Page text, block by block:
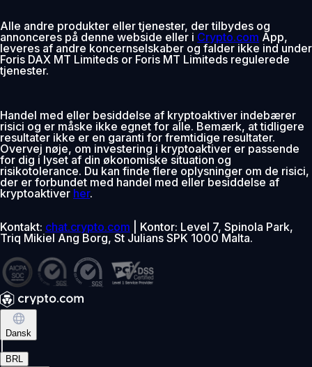
Alle andre produkter eller tjenester, der tilbydes og
annonceres på denne webside eller i Crypto.com App,
leveres af andre koncernselskaber og falder ikke ind under
Foris DAX MT Limiteds or Foris MT Limiteds regulerede
tjenester.
Handel med eller besiddelse af kryptoaktiver indebærer
risici og er måske ikke egnet for alle. Bemærk, at tidligere
resultater ikke er en garanti for fremtidige resultater.
Overvej nøje, om investering i kryptoaktiver er passende
for dig i lyset af din økonomiske situation og
risikotolerance. Du kan finde flere oplysninger om de risici,
der er forbundet med handel med eller besiddelse af
kryptoaktiver her.
Kontakt: chat.crypto.com | Kontor: Level 7, Spinola Park,
Triq Mikiel Ang Borg, St Julians SPK 1000 Malta.
Dansk
BRL